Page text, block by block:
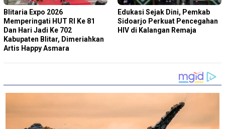
Blitaria Expo 2026
Memperingati HUT RI Ke 81
Dan Hari Jadi Ke 702
Kabupaten Blitar, Dimeriahkan
Artis Happy Asmara
Edukasi Sejak Dini, Pemkab
Sidoarjo Perkuat Pencegahan
HIV di Kalangan Remaja